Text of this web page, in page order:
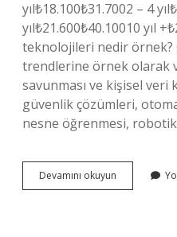
yıl₺18.100₺31.7002 – 4
yıl₺21.600₺40.10010 yıl
teknolojileri nedir
trendlerine örnek olarak
savunması ve kişisel veri
güvenlik çözümleri,
nesne öğrenmesi,
Devamını okuyun
Teknolojileri